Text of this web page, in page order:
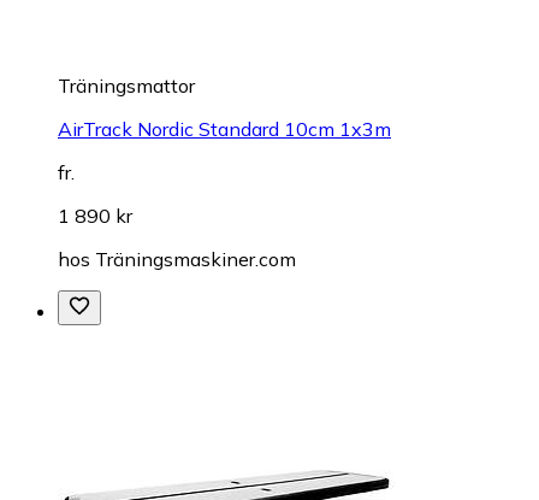
Träningsmattor
AirTrack Nordic Standard 10cm 1x3m
fr.
1 890 kr
hos Träningsmaskiner.com